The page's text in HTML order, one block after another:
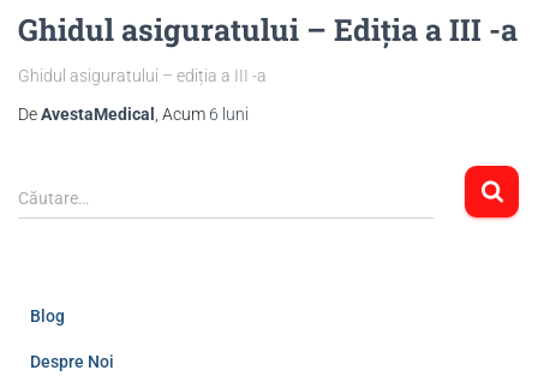
Ghidul asiguratului – Ediția a III -a
Ghidul asiguratului – ediția a III -a
DeAvestaMedical , Acum 6 luni
Căutare…
Blog
Despre Noi